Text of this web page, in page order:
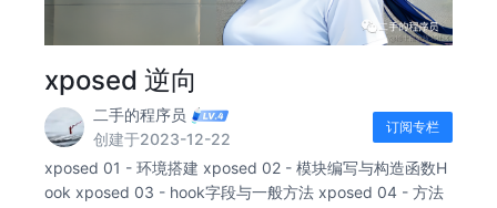
xposed 逆向
二手的程序员
创建于2023-12-22
订阅专栏
xposed 01 - 环境搭建 xposed 02 - 模块编写与构造函数H
ook xposed 03 - hook字段与一般方法 xposed 04 - 方法